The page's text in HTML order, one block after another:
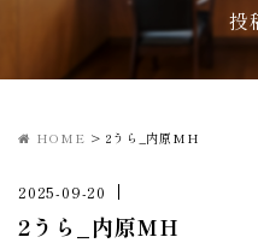
投
HOME > 2うら_内原MH
2025-09-20
2うら_内原MH